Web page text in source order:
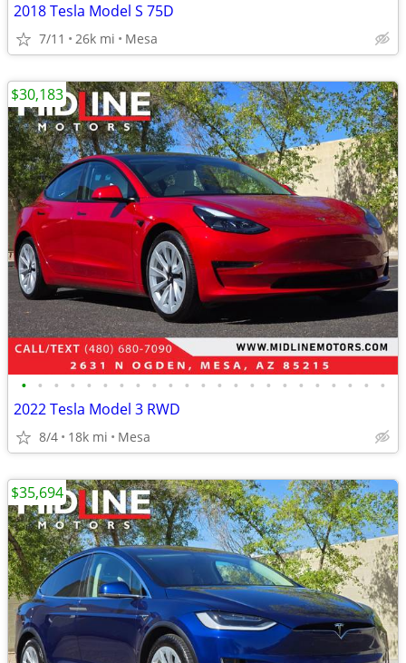
2018 Tesla Model S 75D
7/11 26k mi Mesa
• • • • • • • • • • • • • • • • • • • • • • •
2022 Tesla Model 3 RWD
8/4 18k mi Mesa
$30,183
$35,694